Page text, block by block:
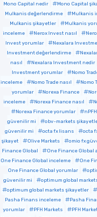
Mono Capital nedir
Mono Capital
Mulkanis değerlendirme
Mulkanis
Mulkanis şikayetler
Mulkanis
inceleme
Nerox Invest nasıl
Invest yorumlar
Nexalara
Investment değerlendirme
nasıl
Nexalara Investment nedir
Investment yorumlar
Nomo
inceleme
Nomo Trade nasıl Nomo
yorumlar
Norexa Finance
inceleme
Norexa Finance nasıl
Norexa Finance yorumlar
güvenilir mi
obv-markets
güvenilir mi
octa fx lisans octa
şikayet
Olive Markets omio fx
Finance Global
One Finance Global
One Finance Global inceleme
One
One Finance Global yorumlar
güvenilir mi
optimum global
optimum global markets şikayetler
Pasha Finans inceleme
Pasha
yorumlar
PFH Markets PFH